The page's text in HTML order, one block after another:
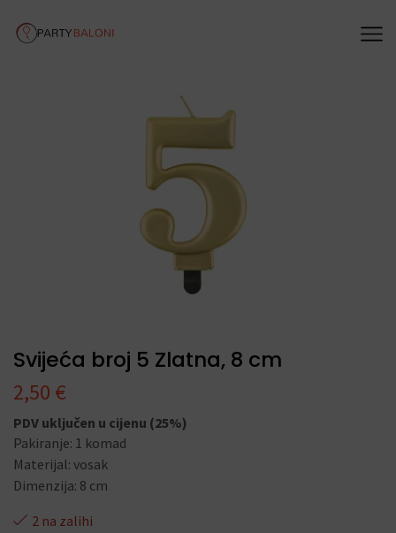
Svijeća broj 5 Zlatna, 8 cm
2,50 €
PDV uključen u cijenu (25%)
Pakiranje: 1 komad
Materijal: vosak
Dimenzija: 8 cm
2 na zalihi